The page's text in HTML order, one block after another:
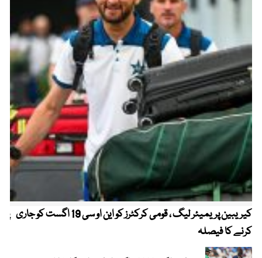
کیریبین پریمیئر لیگ ، قومی کرکٹرز کو این او سی 19 اگست کو جاری
کرنے کا فیصلہ